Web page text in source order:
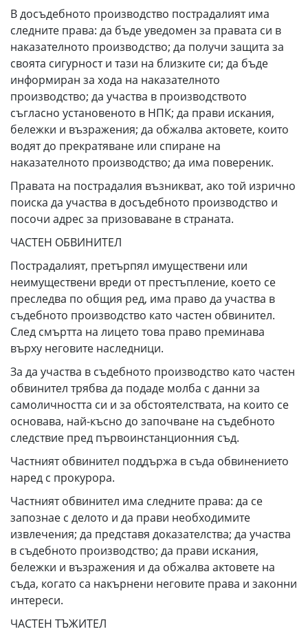
В досъдебното производство пострадалият има
следните права: да бъде уведомен за правата си в
наказателното производство; да получи защита за
своята сигурност и тази на близките си; да бъде
информиран за хода на наказателното
производство; да участва в производството
съгласно установеното в НПК; да прави искания,
бележки и възражения; да обжалва актовете, които
водят до прекратяване или спиране на
наказателното производство; да има повереник.
Правата на пострадалия възникват, ако той изрично
поиска да участва в досъдебното производство и
посочи адрес за призоваване в страната.
ЧАСТЕН ОБВИНИТЕЛ
Пострадалият, претърпял имуществени или
неимуществени вреди от престъпление, което се
преследва по общия ред, има право да участва в
съдебното производство като частен обвинител.
След смъртта на лицето това право преминава
върху неговите наследници.
За да участва в съдебното производство като частен
обвинител трябва да подаде молба с данни за
самоличността си и за обстоятелствата, на които се
основава, най-късно до започване на съдебното
следствие пред първоинстанционния съд.
Частният обвинител поддържа в съда обвинението
наред с прокурора.
Частният обвинител има следните права: да се
запознае с делото и да прави необходимите
извлечения; да представя доказателства; да участва
в съдебното производство; да прави искания,
бележки и възражения и да обжалва актовете на
съда, когато са накърнени неговите права и законни
интереси.
ЧАСТЕН ТЪЖИТЕЛ